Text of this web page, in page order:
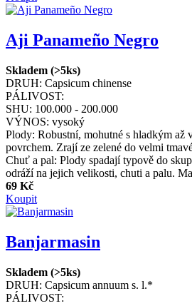
Aji Panameño Negro
Skladem (>5ks)
DRUH: Capsicum chinense
PÁLIVOST:
SHU: 100.000 - 200.000
VÝNOS: vysoký
Plody: Robustní, mohutné s hladkým až
povrchem. Zrají ze zelené do velmi
Chuť a pal: Plody spadají typově do
odráží na jejich velikosti, chuti a palu.
69 Kč
Koupit
Banjarmasin
Skladem (>5ks)
DRUH: Capsicum annuum s. l.*
PÁLIVOST: